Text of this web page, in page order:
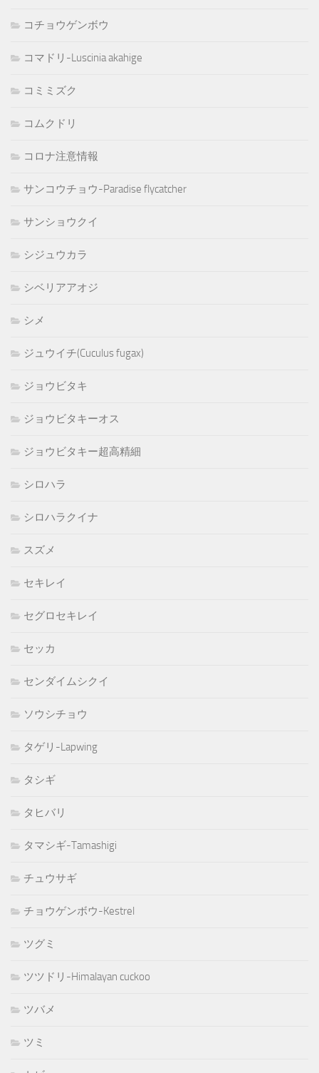
コチョウゲンボウ
コマドリ-Luscinia akahige
コミミズク
コムクドリ
コロナ注意情報
サンコウチョウ-Paradise flycatcher
サンショウクイ
シジュウカラ
シベリアアオジ
シメ
ジュウイチ(Cuculus fugax)
ジョウビタキ
ジョウビタキーオス
ジョウビタキー超高精細
シロハラ
シロハラクイナ
スズメ
セキレイ
セグロセキレイ
セッカ
センダイムシクイ
ソウシチョウ
タゲリ-Lapwing
タシギ
タヒバリ
タマシギ-Tamashigi
チュウサギ
チョウゲンボウ-Kestrel
ツグミ
ツツドリ-Himalayan cuckoo
ツバメ
ツミ